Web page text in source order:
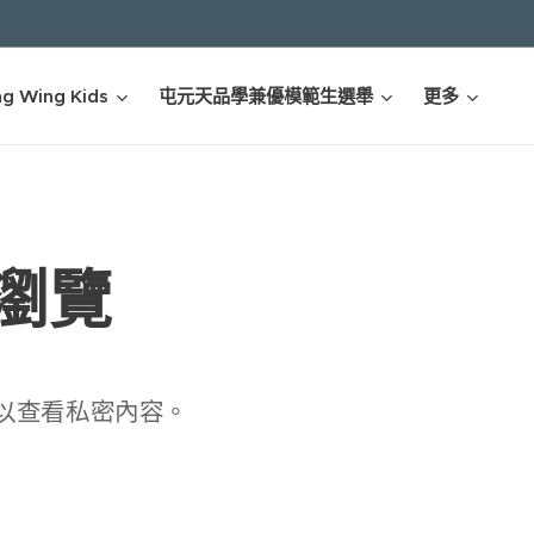
Wing Kids 屯元天品學兼優模範生選舉 更多
覽
看私密內容。